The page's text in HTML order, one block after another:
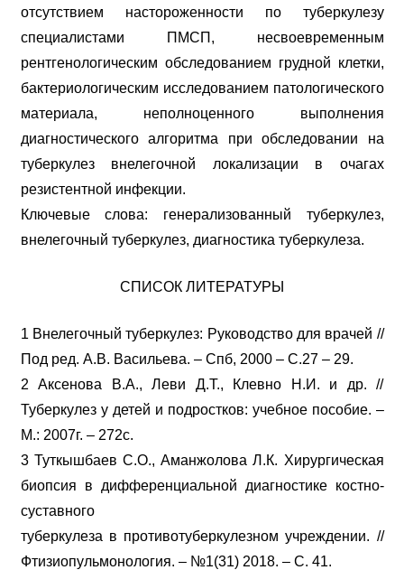
отсутствием настороженности по туберкулезу
специалистами ПМСП, несвоевременным
рентгенологическим обследованием грудной клетки,
бактериологическим исследованием патологического
материала, неполноценного выполнения
диагностического алгоритма при обследовании на
туберкулез внелегочной локализации в очагах
резистентной инфекции.
Ключевые слова: генерализованный туберкулез,
внелегочный туберкулез, диагностика туберкулеза.
СПИСОК ЛИТЕРАТУРЫ
1 Внелегочный туберкулез: Руководство для врачей //
Под ред. А.В. Васильева. – Спб, 2000 – С.27 – 29.
2 Аксенова В.А., Леви Д.Т., Клевно Н.И. и др. //
Туберкулез у детей и подростков: учебное пособие. –
М.: 2007г. – 272с.
3 Туткышбаев С.О., Аманжолова Л.К. Хирургическая
биопсия в дифференциальной диагностике костно-
суставного
туберкулеза в противотуберкулезном учреждении. //
Фтизиопульмонология. – №1(31) 2018. – С. 41.